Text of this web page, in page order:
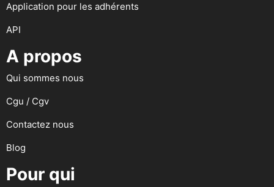
Application pour les adhérents
API
A propos
Qui sommes nous
Cgu / Cgv
Contactez nous
Blog
Pour qui